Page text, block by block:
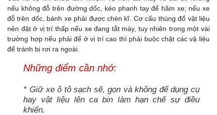
nếu không đỗ trên đường dốc, kéo phanh tay để hãm xe; nếu xe
đỗ trên dốc, bánh xe phải được chèn kĩ. Cơ cấu thùng đổ vật liệu
nên đặt ở vị trí thấp nếu xe đang tắt máy, tuy nhiên trong một vài
trường hợp nếu phải để ở vị trí cao thì phải buộc chặt các vậ liệu
để tránh bị rơi ra ngoài.
Những điểm cần nhớ:
* Giữ xe ô tô sạch sẽ, gọn và không để dụng cụ
hay vật liệu lên ca bin làm hạn chế sự điều
khiển.